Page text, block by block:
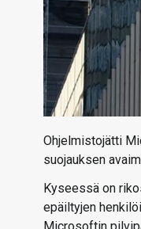
Ohjelmistojätti
suojauksen
Kyseessä on
epäiltyjen